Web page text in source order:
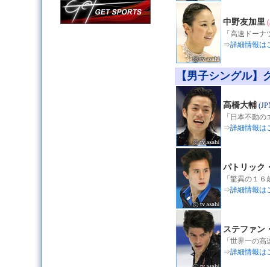
中野友加里
「高速ドー
⇒詳細情報は
【男子シングル
高橋大輔
「日本不動の
⇒詳細情報は
パトリック
「驚異の１６
⇒詳細情報は
ステファン
「世界一の
⇒詳細情報は